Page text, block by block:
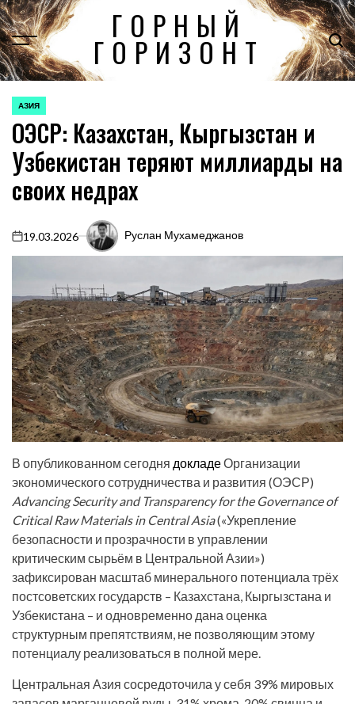
Перейти
к
содержимому
ГОРНЫЙ
ГОРИЗОНТ
ОПУБЛИКОВАНО
В
АЗИЯ
ОЭСР: Казахстан, Кыргызстан и
Узбекистан теряют миллиарды на
своих недрах
on
19.03.2026 Руслан Мухамеджанов
В опубликованном сегодня докладеОрганизации
экономического сотрудничества и развития (ОЭСР)
Advancing Security and Transparency for the Governance of
Critical Raw Materials in Central Asia(«Укрепление
безопасности и прозрачности в управлении
критическим сырьём в Центральной Азии»)
зафиксирован масштаб минерального потенциала трёх
постсоветских государств – Казахстана, Кыргызстана и
Узбекистана – и одновременно дана оценка
структурным препятствиям, не позволяющим этому
потенциалу реализоваться в полной мере.
Центральная Азия сосредоточила у себя 39% мировых